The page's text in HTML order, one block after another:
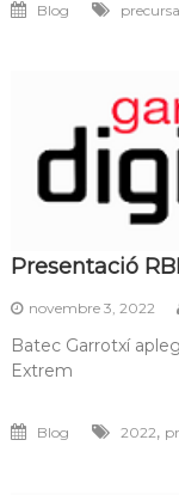
Blog precursa
Presentació
novembre 3, 2022
Batec Garrotxí
Extrem
Blog 2022,